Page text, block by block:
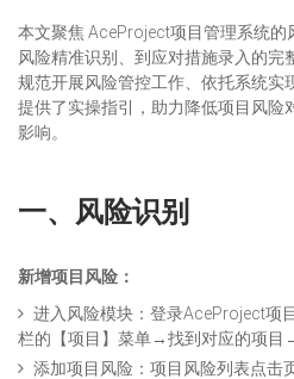
本文聚焦 AceProject项目管理系统的
风险精准识别、到应对措施录入的完
规范开展风险管控工作、依托系统实
提供了实操指引，助力降低项目风险
影响。
一、 风险识别
新增项目风险：
进入风险模块：登录AceProject项
栏的【项目】菜单→找到对应的项目
添加项目风险：项目风险列表点击